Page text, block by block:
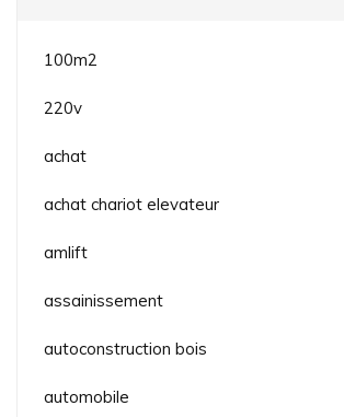
100m2
220v
achat
achat chariot elevateur
amlift
assainissement
autoconstruction bois
automobile